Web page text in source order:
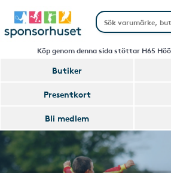
Köp genom denna sida stöttar H65
Butiker
Presentkort
Bli medlem